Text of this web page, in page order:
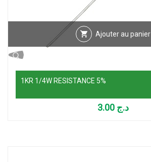
Ajouter au panier
1KR 1/4W RESISTANCE 5%
د.ج